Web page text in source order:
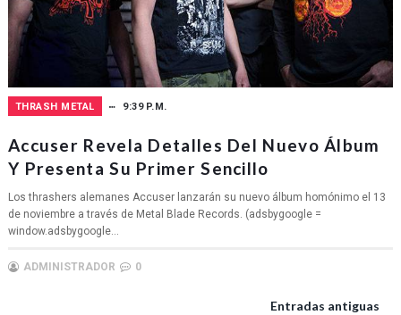
THRASH METAL 9:39 P.M.
Accuser Revela Detalles Del Nuevo Álbum
Y Presenta Su Primer Sencillo
Los thrashers alemanes Accuser lanzarán su nuevo álbum homónimo el 13
de noviembre a través de Metal Blade Records. (adsbygoogle =
window.adsbygoogle...
ADMINISTRADOR 0
Entradas antiguas